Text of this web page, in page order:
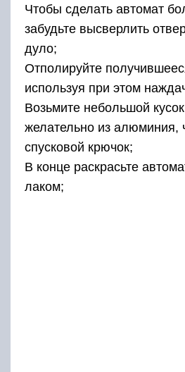
Чтобы сделать автомат
забудьте высверлить
дуло;
Отполируйте
используя при этом
Возьмите небольшой
желательно из алюминия,
спусковой крючок;
В конце раскрасьте
лаком;